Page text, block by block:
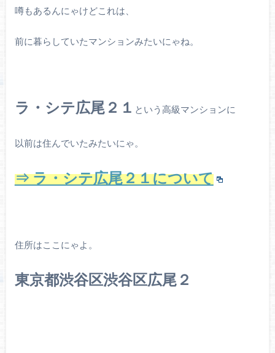
噂もあるんにゃけどこれは、
前に暮らしていたマンションみたいにゃね。
ラ・シテ広尾２１ という高級マンションに
以前は住んでいたみたいにゃ。
⇒ ラ・シテ広尾２１について
住所はここにゃよ。
東京都渋谷区渋谷区広尾２